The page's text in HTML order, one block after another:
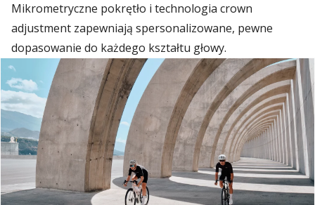
Mikrometryczne pokrętło i technologia crown
adjustment zapewniają spersonalizowane, pewne
dopasowanie do każdego kształtu głowy.